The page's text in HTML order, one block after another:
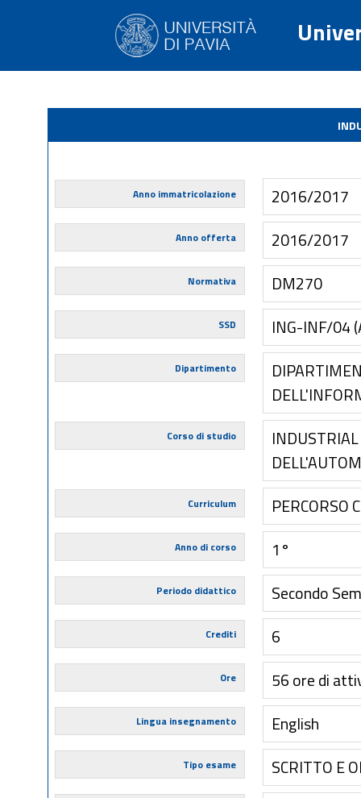
Anno immatricolazione 2016/2017
Anno offerta 2016/2017
Normativa DM270
SSD ING-INF/04
Dipartimento
Corso di studio
Curriculum PERCORSO
Anno di corso 1°
Periodo didattico Secondo
Crediti 6
Ore 56 ore di
Lingua insegnamento English
Tipo esame SCRITTO E